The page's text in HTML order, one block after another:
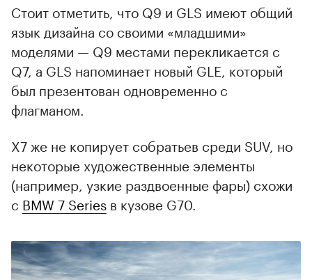
Стоит отметить, что Q9 и GLS имеют общий
язык дизайна со своими «младшими»
моделями — Q9 местами перекликается с
Q7, а GLS напоминает новый GLE, который
был презентован одновременно с
флагманом.
X7 же не копирует собратьев среди SUV, но
некоторые художественные элементы
(например, узкие раздвоенные фары) схожи
с BMW 7 Series в кузове G70.